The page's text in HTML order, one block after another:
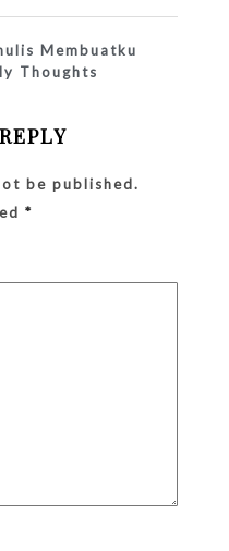
Membuatku
Thoughts
be published.
*